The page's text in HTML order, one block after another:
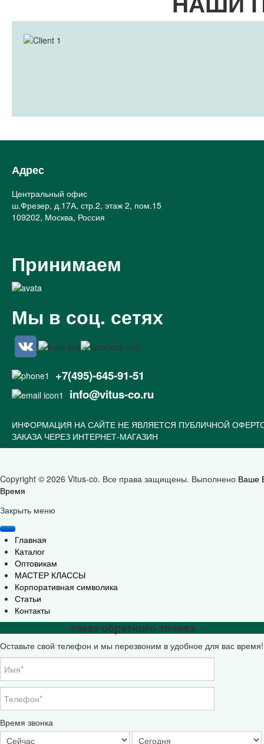
Адрес
Центральный офис
ш.Фрезер, д.17А, стр.2, этаж 2, пом.15
109202, Москва, Россия
Принимаем
Мы в соц. сетях
+7(495)-645-91-51
info@vitus-co.ru
ИНФОРМАЦИЯ НА САЙТЕ НЕ ЯВЛЯЕТСЯ ПУБЛИЧНОЙ
ЗАКАЗА ЧЕРЕЗ ИНТЕРНЕТ-МАГАЗИН
Copyright © 2026 Vitus-co. Все права защищены. Выполнено Ваше
Время
Закрыть меню
Главная
Каталог
Оптовикам
МАСТЕР КЛАССЫ
Корпоративная символика
Статьи
Контакты
Заказ обратного звонка
Оставьте свой телефон и мы перезвоним в удобное для вас время!
Время звонка